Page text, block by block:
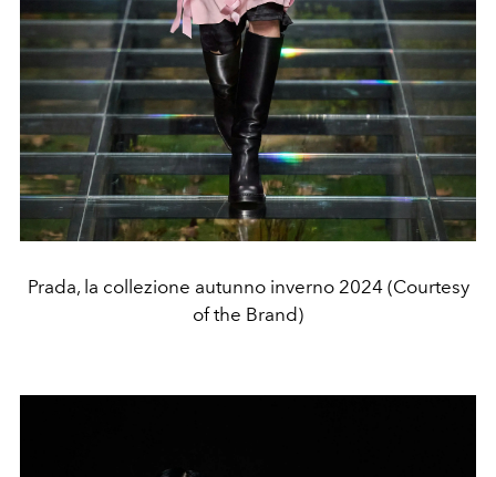
Prada, la collezione autunno inverno 2024 (Courtesy
of the Brand)